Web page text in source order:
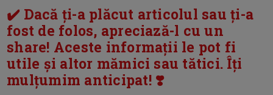
✔️ Dacă ți-a plăcut articolul sau ți-a
fost de folos, apreciază-l cu un
share! Aceste informații le pot fi
utile și altor mămici sau tătici. Îți
mulțumim anticipat! ❣️